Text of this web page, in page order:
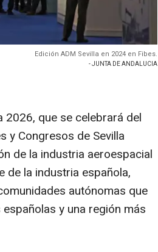
Edición ADM Sevilla en 2024 en Fibes.
- JUNTA DE ANDALUCIA
que se celebrará del
y Congresos de Sevilla
de la industria aeroespacial
de la industria española,
autónomas que
y una región más